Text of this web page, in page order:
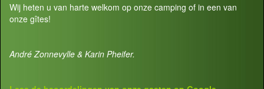
Wij heten u van harte welkom op onze camping of in een van
onze gîtes!
André Zonnevylle & Karin Pheifer.